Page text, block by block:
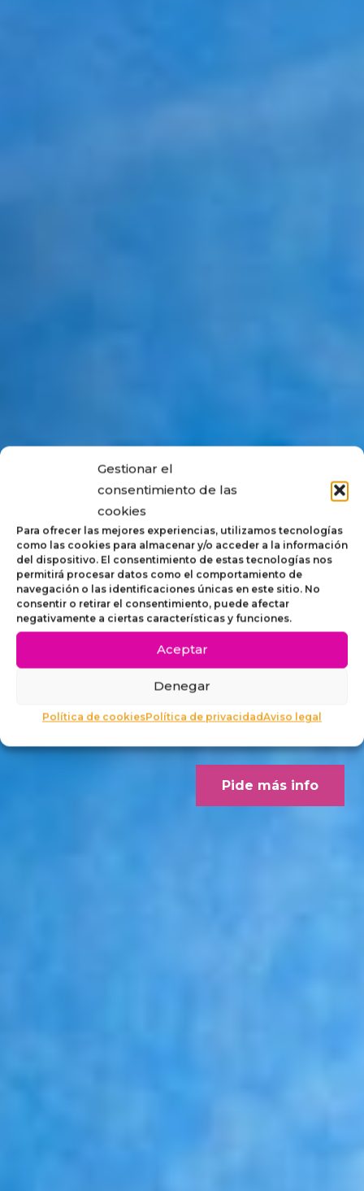
Gestionar el
consentimiento de las
cookies
Para ofrecer las mejores experiencias, utilizamos tecnologías
como las cookies para almacenar y/o acceder a la información
del dispositivo. El consentimiento de estas tecnologías nos
permitirá procesar datos como el comportamiento de
navegación o las identificaciones únicas en este sitio. No
consentir o retirar el consentimiento, puede afectar
negativamente a ciertas características y funciones.
Aceptar
Denegar
Política de cookiesPolítica de privacidadAviso legal
STRIP,
MOBILIARIO
ACCESIBLE
PARA
EXTERIORES
Pide más info